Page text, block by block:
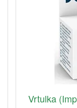
Vrtulka